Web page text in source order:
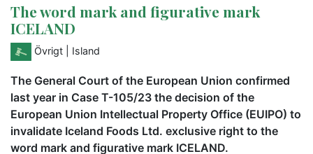
The word mark and figurative mark
ICELAND
Övrigt | Island
The General Court of the European Union confirmed
last year in Case T-105/23 the decision of the
European Union Intellectual Property Office (EUIPO) to
invalidate Iceland Foods Ltd. exclusive right to the
word mark and figurative mark ICELAND.